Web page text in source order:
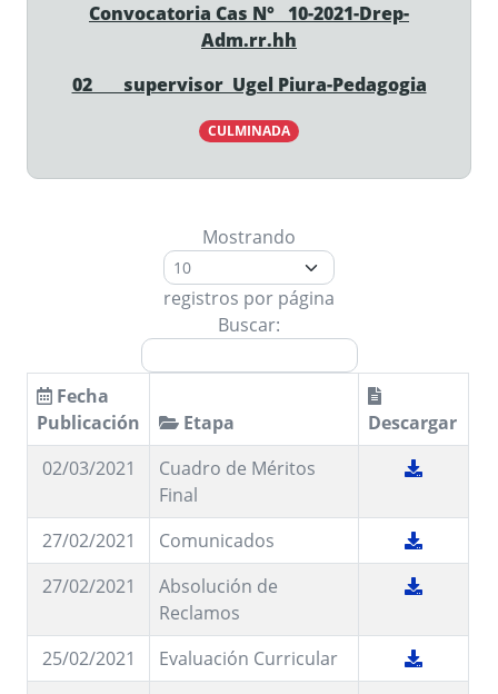
Convocatoria Cas N° 10-2021-Drep-
Adm.rr.hh
02 supervisor Ugel Piura-Pedagogia
CULMINADA
Mostrando
registros por página
Buscar:
Fecha
Publicación
Etapa
Descargar
02/03/2021
Cuadro de Méritos
Final
27/02/2021
Comunicados
27/02/2021
Absolución de
Reclamos
25/02/2021
Evaluación Curricular